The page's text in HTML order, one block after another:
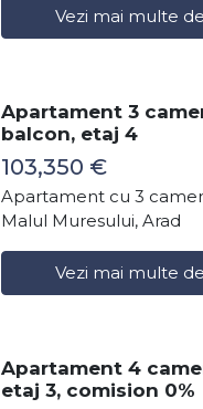
Vezi mai multe
Apartament 3
balcon, etaj 4
103,350 €
Apartament cu 3
Malul Muresului, Arad
Vezi mai multe
Apartament 4
etaj 3, comision 0%